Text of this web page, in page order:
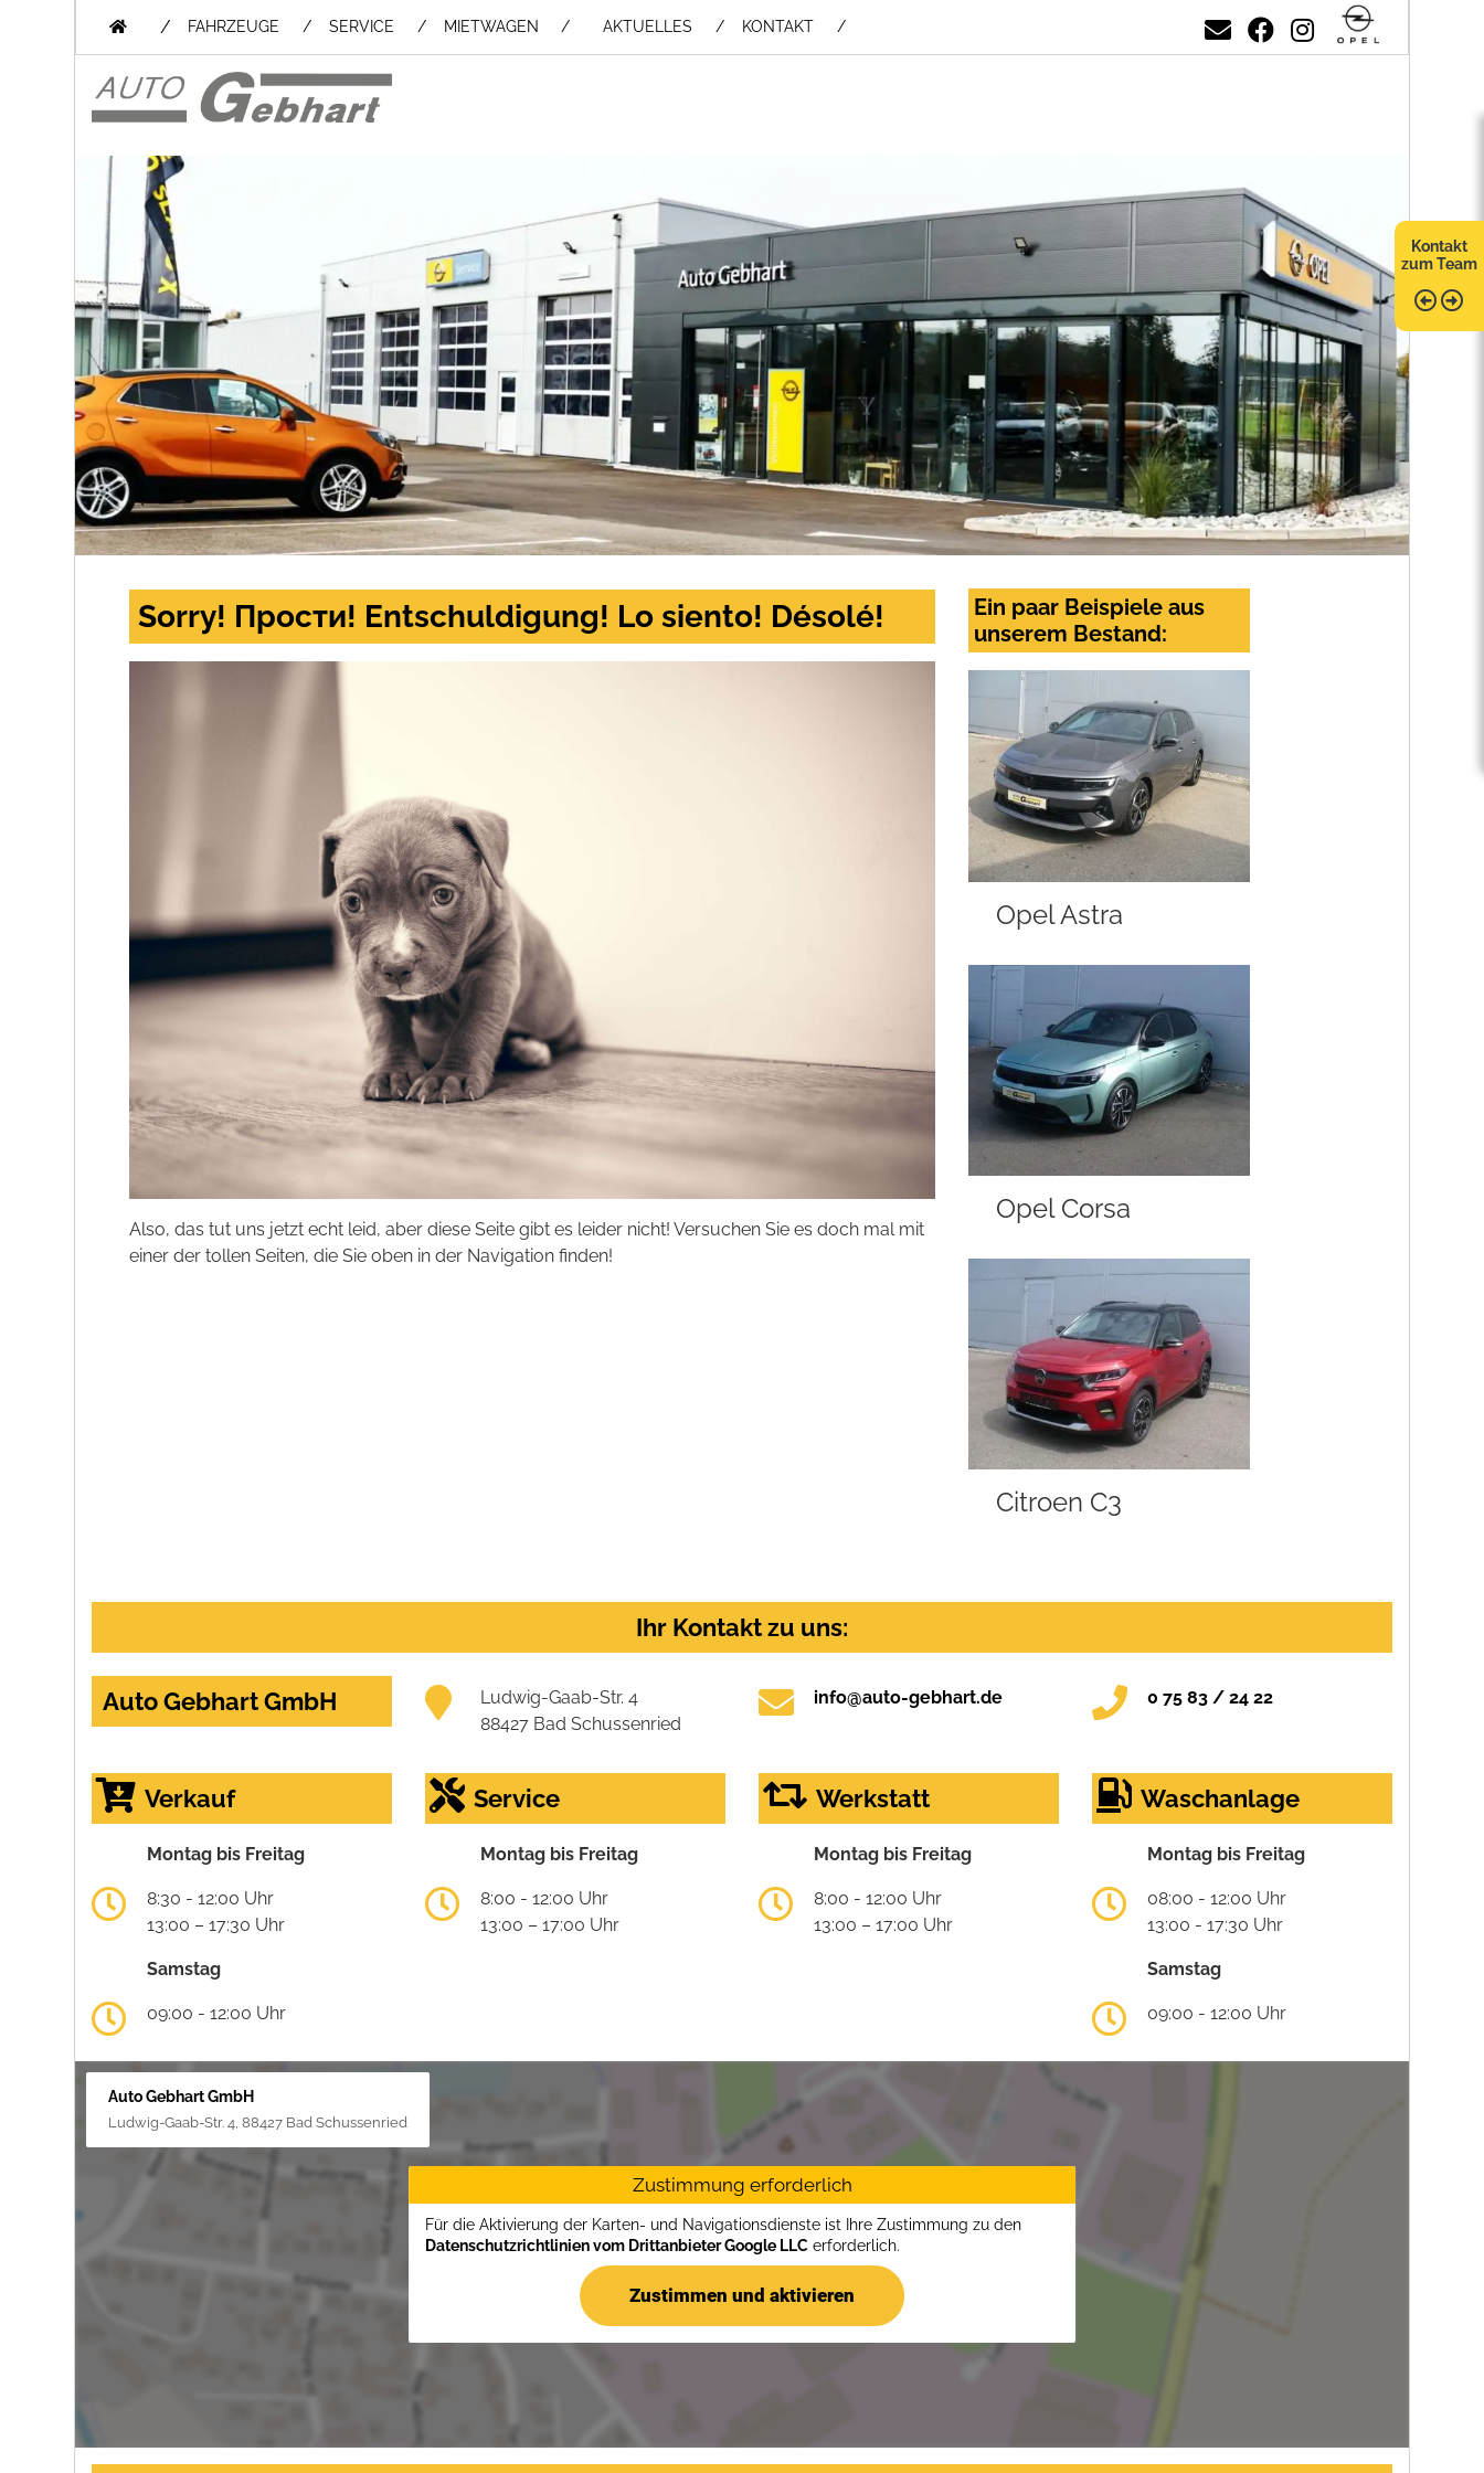
/ FAHRZEUGE SERVICE MIETWAGEN / AKTUELLES KONTAKT
Kontakt
zum Team
Sorry! Прости! Entschuldigung! Lo siento! Désolé!
Also, das tut uns jetzt echt leid, aber diese Seite gibt es leider nicht! Versuchen Sie es doch mal mit
einer der tollen Seiten, die Sie oben in der Navigation finden!
Ein paar Beispiele aus
unserem Bestand:
Opel Astra
Opel Corsa
Citroen C3
Ihr Kontakt zu uns:
Auto Gebhart GmbH
Ludwig-Gaab-Str. 4
88427 Bad Schussenried
info@auto-gebhart.de 0 75 83 / 24 22
Verkauf
Montag bis Freitag
8:30 - 12:00 Uhr
13:00 – 17:30 Uhr
Samstag
09:00 - 12:00 Uhr
Service
Montag bis Freitag
8:00 - 12:00 Uhr
13:00 – 17:00 Uhr
Werkstatt
Montag bis Freitag
8:00 - 12:00 Uhr
13:00 – 17:00 Uhr
Waschanlage
Montag bis Freitag
08:00 - 12:00 Uhr
13:00 - 17:30 Uhr
Samstag
09:00 - 12:00 Uhr
Auto Gebhart GmbH
Ludwig-Gaab-Str. 4, 88427 Bad Schussenried
Zustimmung erforderlich
Für die Aktivierung der Karten- und Navigationsdienste ist Ihre Zustimmung zu den
Datenschutzrichtlinien vom Drittanbieter Google LLC erforderlich.
Zustimmen und aktivieren